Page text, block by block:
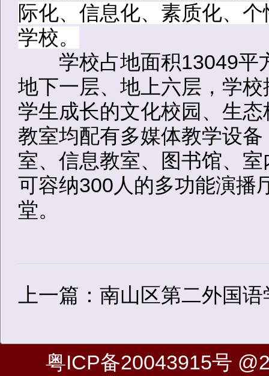
际化、信息化、素质化、
学校。
学校占地面积13049平
地下一层、地上六层，学校
学生成长的文化校园、生
教室均配有多媒体教学设
室、信息教室、图书馆、
可容纳300人的多功能演播
堂。
上一篇：南山区第二外国
粤ICP备20043915号